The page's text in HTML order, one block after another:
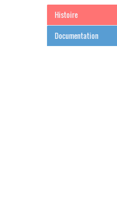
Histoire
Documentation